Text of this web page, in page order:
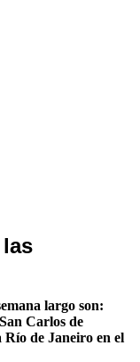
largo son:
Carlos de
Río de Janeiro en el